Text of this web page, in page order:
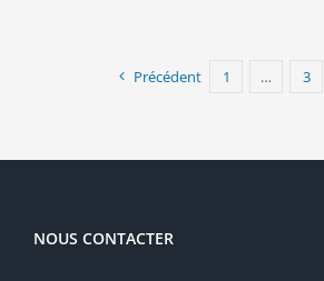
Précédent 1 … 3
NOUS CONTACTER